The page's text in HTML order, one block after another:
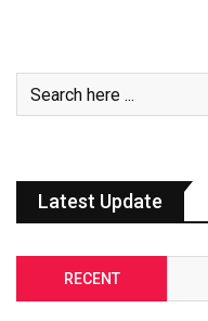
Latest Update
RECENT